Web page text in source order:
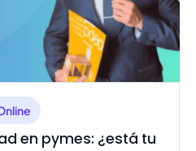
en pymes: ¿está tu